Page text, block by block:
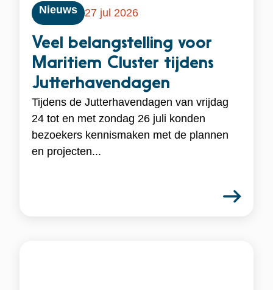
Nieuws 27 jul 2026
Veel belangstelling voor
Maritiem Cluster tijdens
Jutterhavendagen
Tijdens de Jutterhavendagen van vrijdag
24 tot en met zondag 26 juli konden
bezoekers kennismaken met de plannen
en projecten...